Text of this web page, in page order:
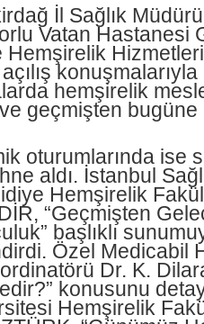
İl Sağlık
Vatan Hastanesi
Hemşirelik
konuşmalarıyla
hemşirelik
geçmişten bugüne
oturumlarında ise
aldı. İstanbul
Hemşirelik
“Geçmişten
başlıklı
Özel Medicabil
Dr. K.
konusunu
Hemşirelik